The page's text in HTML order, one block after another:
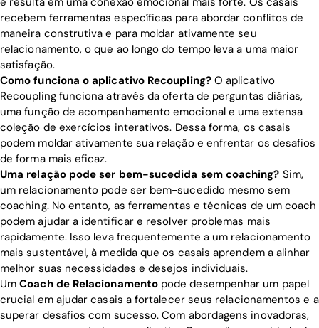
recebem ferramentas específicas para abordar conflitos de
maneira construtiva e para moldar ativamente seu
relacionamento, o que ao longo do tempo leva a uma maior
satisfação.
Como funciona o aplicativo Recoupling?O aplicativo
Recoupling funciona através da oferta de perguntas diárias,
uma função de acompanhamento emocional e uma extensa
coleção de exercícios interativos. Dessa forma, os casais
podem moldar ativamente sua relação e enfrentar os desafios
de forma mais eficaz.
Uma relação pode ser bem-sucedida sem coaching? Sim,
um relacionamento pode ser bem-sucedido mesmo sem
coaching. No entanto, as ferramentas e técnicas de um coach
podem ajudar a identificar e resolver problemas mais
rapidamente. Isso leva frequentemente a um relacionamento
mais sustentável, à medida que os casais aprendem a alinhar
melhor suas necessidades e desejos individuais.
UmCoach de Relacionamentopode desempenhar um papel
crucial em ajudar casais a fortalecer seus relacionamentos e a
superar desafios com sucesso. Com abordagens inovadoras,